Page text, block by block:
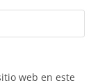
web en este